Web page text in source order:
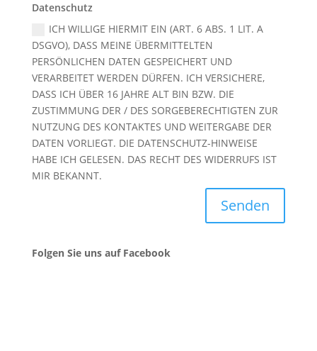
Datenschutz
ICH WILLIGE HIERMIT EIN (ART. 6 ABS. 1 LIT. A
DSGVO), DASS MEINE ÜBERMITTELTEN
PERSÖNLICHEN DATEN GESPEICHERT UND
VERARBEITET WERDEN DÜRFEN. ICH VERSICHERE,
DASS ICH ÜBER 16 JAHRE ALT BIN BZW. DIE
ZUSTIMMUNG DER / DES SORGEBERECHTIGTEN ZUR
NUTZUNG DES KONTAKTES UND WEITERGABE DER
DATEN VORLIEGT. DIE DATENSCHUTZ-HINWEISE
HABE ICH GELESEN. DAS RECHT DES WIDERRUFS IST
MIR BEKANNT.
Senden
Folgen Sie uns auf Facebook